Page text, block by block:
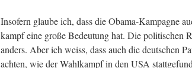
Inso­fern glau­be ich, dass die Oba­ma-Kam­pa­gne
kampf eine gro­ße Bedeu­tung hat. Die poli­ti­schen
anders. Aber ich weiss, dass auch die deut­schen
ach­ten, wie der Wahl­kampf in den USA